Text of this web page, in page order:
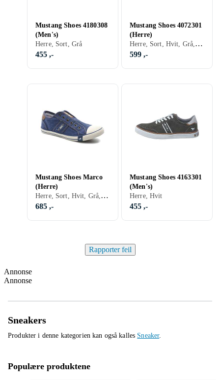
Mustang Shoes 4180308
(Men's)
Herre, Sort, Grå
455 ,-
Mustang Shoes 4072301
(Herre)
Herre, Sort, Hvit, Grå, Brun, Blå, Rød, Khaki, Lisser
599 ,-
Mustang Shoes Marco
(Herre)
Herre, Sort, Hvit, Grå, Brun, Blå, Rød, Beige, Lisser
685 ,-
Mustang Shoes 4163301
(Men's)
Herre, Hvit
455 ,-
Rapporter feil
Annonse
Annonse
Sneakers
Produkter i denne kategorien kan også kalles Sneaker.
Populære produktene